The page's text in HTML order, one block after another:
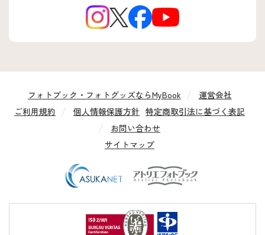
フォトブック・フォトグッズならMyBook
運営会社
ご利用規約
個人情報保護方針 特定商取引法に基づく表記
お問い合わせ
サイトマップ